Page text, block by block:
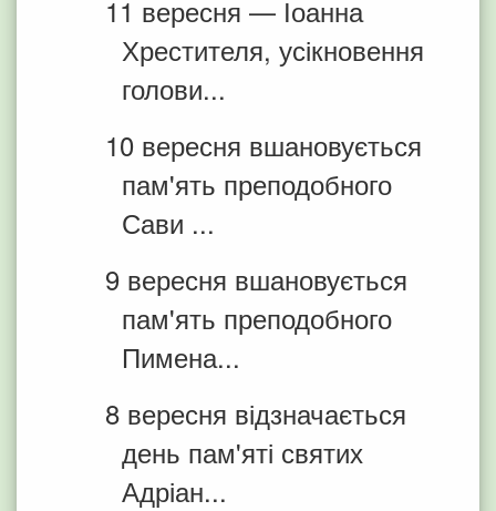
11 вересня — Іоанна
Хрестителя, усікновення
голови...
10 вересня вшановується
пам'ять преподобного
Сави ...
9 вересня вшановується
пам'ять преподобного
Пимена...
8 вересня відзначається
день пам'яті святих
Адріан...